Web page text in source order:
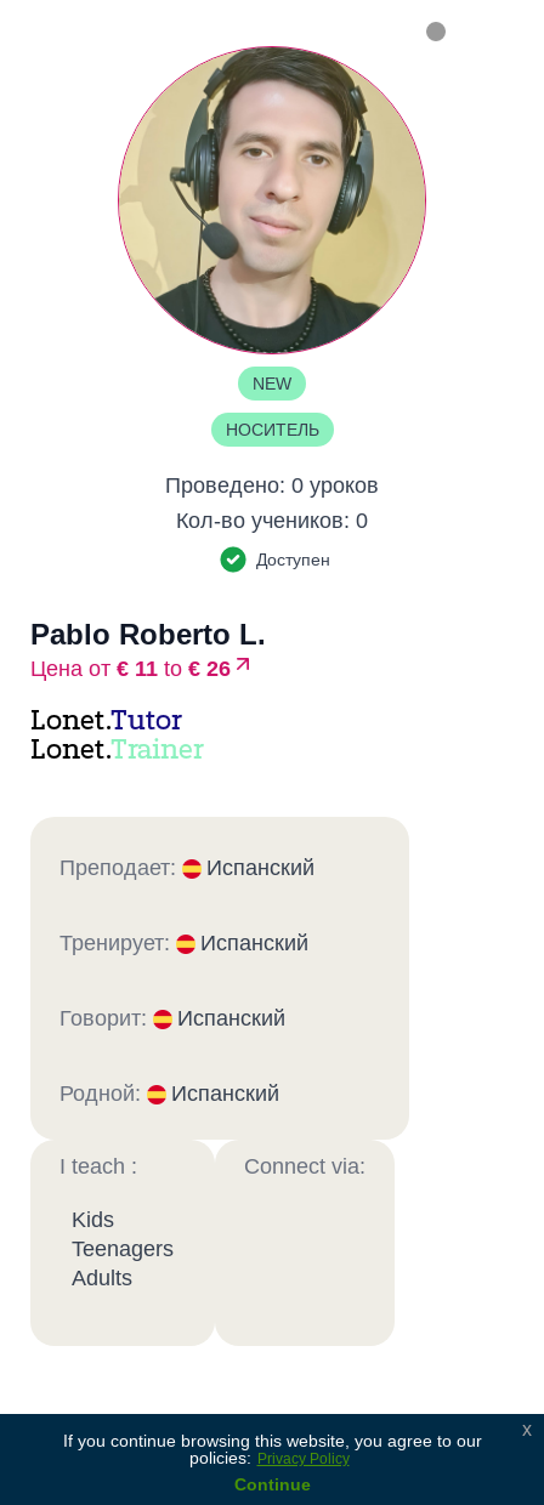
NEW
НОСИТЕЛЬ
Проведено: 0 уроков
Кол-во учеников: 0
Доступен
Pablo Roberto L.
Цена от € 11 to € 26
Lonet.Tutor
Lonet.Trainer
Преподает: Испанский
Тренирует: Испанский
Говорит: Испанский
Родной: Испанский
I teach :
Kids
Teenagers
Adults
Connect via:
Soy profesor de niños y jóvenes, con 10 años de
experiencia en educación formal. Doy clases de
inmersión para todas las edades, desde el nivel
If you continue browsing this website, you agree to our
policies: Privacy Policy
Continue
x